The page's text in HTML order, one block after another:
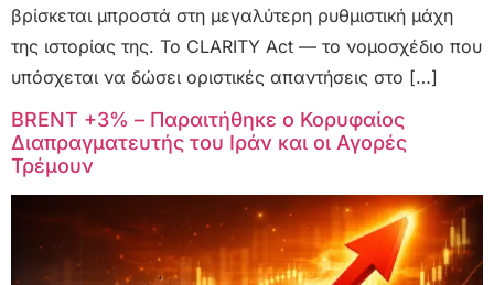
βρίσκεται μπροστά στη μεγαλύτερη ρυθμιστική μάχη
της ιστορίας της. Το CLARITY Act — το νομοσχέδιο που
υπόσχεται να δώσει οριστικές απαντήσεις στο […]
BRENT +3% – Παραιτήθηκε ο Κορυφαίος
Διαπραγματευτής του Ιράν και οι Αγορές
Τρέμουν